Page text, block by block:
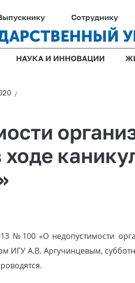
Сотруднику
НАУКА И ИННОВАЦИИ
/
ходе
№100 «О недопустимости
ИГУ А.В. Аргучинцевым,